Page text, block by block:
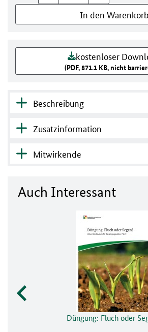
In den Warenkorb
kostenloser
(PDF, 871.1 KB, nicht
Beschreibung
Zusatzinformation
Mitwirkende
Auch Interessant
Düngung: Fluch oder